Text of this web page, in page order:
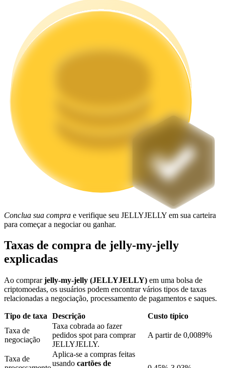
Launchpool
Bloqueios de BTR
Investimentos exclusivos para titulares de BTR
Empréstimos
Serviço de empréstimo apoiado por criptografia
Conclua sua compra e verifique seu JELLYJELLY em sua carteira
para começar a negociar ou ganhar.
Taxas de compra de jelly-my-jelly
explicadas
Ao comprarjelly-my-jelly (JELLYJELLY) em uma bolsa de
criptomoedas, os usuários podem encontrar vários tipos de taxas
relacionadas a negociação, processamento de pagamentos e saques.
Tipo de taxa Descrição
Custo típico
Taxa de
negociação
Taxa cobrada ao fazer
pedidos spot para comprar
JELLYJELLY.
A partir de 0,0089%
Taxa de
Aplica-se a compras feitas
usando cartões de